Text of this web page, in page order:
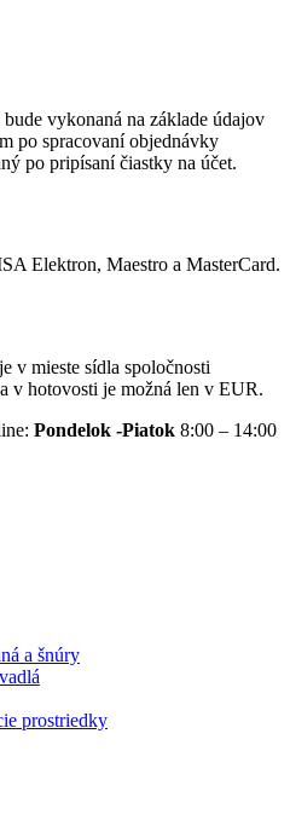
vykonaná na základe údajov
po spracovaní objednávky
po pripísaní čiastky na účet.
Elektron, Maestro a MasterCard.
v mieste sídla spoločnosti
v hotovosti je možná len v EUR.
Pondelok -Piatok 8:00 – 14:00
a šnúry
prostriedky